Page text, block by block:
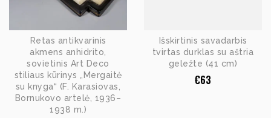
Retas antikvarinis
akmens anhidrito,
sovietinis Art Deco
stiliaus kūrinys „Mergaitė
su knyga“ (F. Karasiovas,
Bornukovo artelė, 1936–
1938 m.)
Išskirtinis savadarbis
tvirtas durklas su aštria
geležte (41 cm)
€63